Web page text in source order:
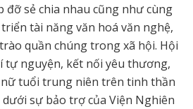
đỡ sẻ chia nhau cũng như cùng
tài năng văn hoá văn nghệ,
quần chúng trong xã hội. Hội
tự nguyện, kết nối yêu thương,
tuổi trung niên trên tinh thần
sự bảo trợ của Viện Nghiên